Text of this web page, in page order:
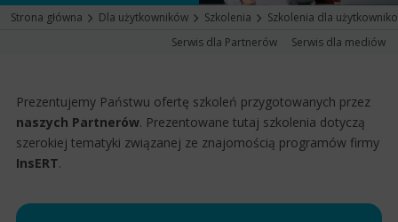
Strona główna Dla użytkowników Szkolenia
Szkolenia dla
Serwis dla Partnerów
Serwis dla mediów
Prezentujemy Państwu ofertę szkoleń przygotowanych przez
naszych Partnerów. Prezentowane tutaj szkolenia dotyczą
szerokiej tematyki związanej ze znajomością programów firmy
InsERT.